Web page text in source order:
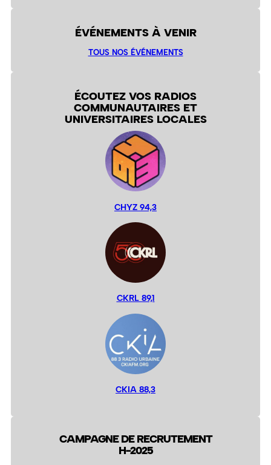
ÉVÉNEMENTS À VENIR
TOUS NOS ÉVÉNEMENTS
ÉCOUTEZ VOS RADIOS
COMMUNAUTAIRES ET
UNIVERSITAIRES LOCALES
CHYZ 94,3
CKRL 89,1
CKIA 88,3
CAMPAGNE DE RECRUTEMENT
H-2025